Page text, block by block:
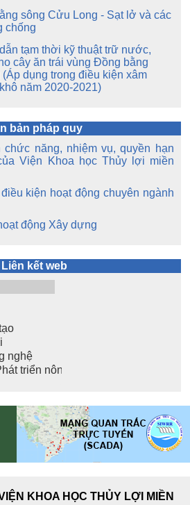
sông Cửu Long - Sạt lở và các
chống
tạm thời kỹ thuật trữ nước,
cây ăn trái vùng Đồng bằng
dụng trong điều kiện xâm
năm 2020-2021)
bản pháp quy
chức năng, nhiệm vụ, quyền hạn
Viện Khoa học Thủy lợi miền
kiện hoạt động chuyên ngành
động Xây dựng
Liên kết web
KHOA HỌC THỦY LỢI MIỀN